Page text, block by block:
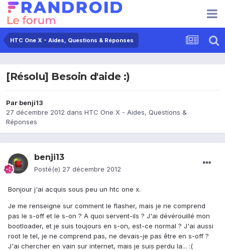
HTC One X - Aides, Questions & Réponses
[Résolu] Besoin d'aide :)
Par benji13
27 décembre 2012 dans HTC One X - Aides, Questions &
Réponses
benji13
Posté(e) 27 décembre 2012
Bonjour j'ai acquis sous peu un htc one x.
Je me renseigne sur comment le flasher, mais je ne comprend
pas le s-off et le s-on ? A quoi servent-ils ? J'ai dévérouillé mon
bootloader, et je suis toujours en s-on, est-ce normal ? J'ai aussi
root le tel, je ne comprend pas, ne devais-je pas être en s-off ?
J'ai chercher en vain sur internet, mais je suis perdu la... :(